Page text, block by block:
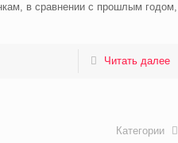
в сравнении с прошлым годом,
Читать далее
Категории